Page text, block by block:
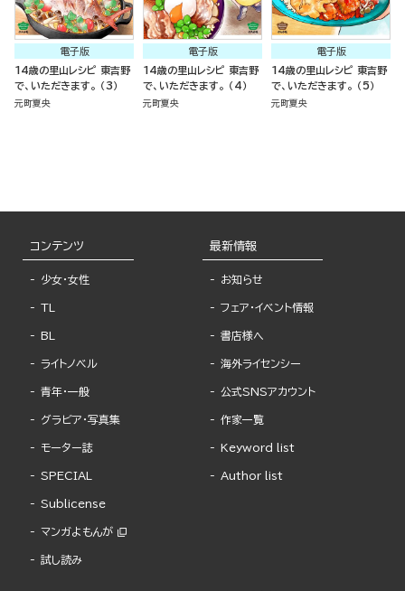
電子版
14歳の里山レシピ 東吉野
で、いただきます。 （3）
元町夏央
電子版
14歳の里山レシピ 東吉野
で、いただきます。 （4）
元町夏央
電子版
14歳の里山レシピ 東吉野
で、いただきます。 （5）
元町夏央
コンテンツ
少女・女性
TL
BL
ライトノベル
青年・一般
グラビア・写真集
モーター誌
SPECIAL
Sublicense
マンガよもんが
試し読み
最新情報
お知らせ
フェア・イベント情報
書店様へ
海外ライセンシー
公式SNSアカウント
作家一覧
Keyword list
Author list